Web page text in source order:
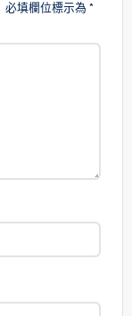
必填欄位標示為 *